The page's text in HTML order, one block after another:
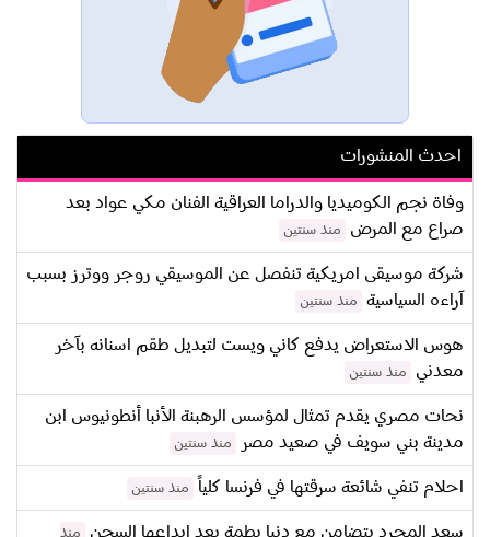
احدث المنشورات
وفاة نجم الكوميديا والدراما العراقية الفنان مكي عواد بعد
صراع مع المرض
منذ سنتين
شركة موسيقى امريكية تنفصل عن الموسيقي روجر ووترز بسبب
آراءه السياسية
منذ سنتين
هوس الاستعراض يدفع كاني ويست لتبديل طقم اسنانه بآخر
معدني
منذ سنتين
نحات مصري يقدم تمثال لمؤسس الرهبنة الأنبا أنطونيوس ابن
مدينة بني سويف في صعيد مصر
منذ سنتين
احلام تنفي شائعة سرقتها في فرنسا كلياً منذ سنتين
سعد المجرد يتضامن مع دنيا بطمة بعد ايداعها السجن
منذ